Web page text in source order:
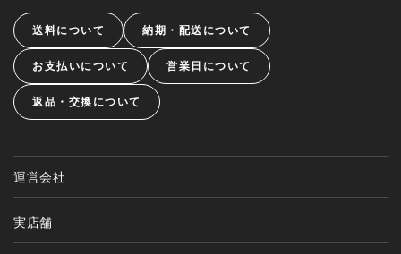
送料について 納期・配送について
お支払いについて 営業日について
返品・交換について
運営会社
実店舗